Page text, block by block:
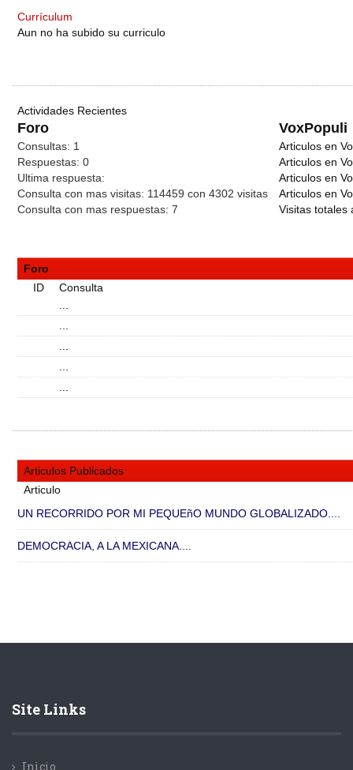
Currículum
Aun no ha subido su curriculo
Actividades Recientes
Foro VoxPopuli
Consultas: 1
Respuestas: 0
Ultima respuesta:
Consulta con mas visitas: 114459 con 4302 visitas
Consulta con mas respuestas: 7
Articulos en
Articulos en
Articulos en
Articulos en
Visitas totales
Foro
ID
Consulta
Articulos Publicados
Articulo
UN RECORRIDO POR MI PEQUEñO MUNDO GLOBALIZADO....
DEMOCRACIA, A LA MEXICANA....
Site Links
Inicio